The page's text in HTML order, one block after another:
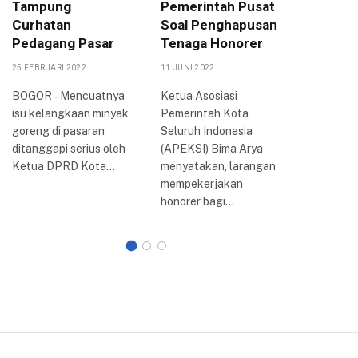
Tampung
Curhatan
Pedagang Pasar
25 FEBRUARI 2022
BOGOR – Mencuatnya
isu kelangkaan minyak
goreng di pasaran
ditanggapi serius oleh
Ketua DPRD Kota…
Pemerintah Pusat
Soal Penghapusan
Tenaga Honorer
11 JUNI 2022
Ketua Asosiasi
Pemerintah Kota
Seluruh Indonesia
(APEKSI) Bima Arya
menyatakan, larangan
mempekerjakan
honorer bagi…